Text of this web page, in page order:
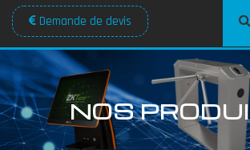
Demande de devis
NOS